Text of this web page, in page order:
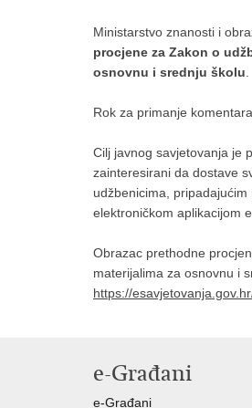
Ministarstvo znanosti i
procjene za Zakon o
osnovnu i srednju školu
Rok za primanje
Cilj javnog savjetovanja je
zainteresirani da dostave
udžbenicima,
elektroničkom aplikacijom
Obrazac prethodne
materijalima za osnovnu i
https://
e-Građani
e-Građani